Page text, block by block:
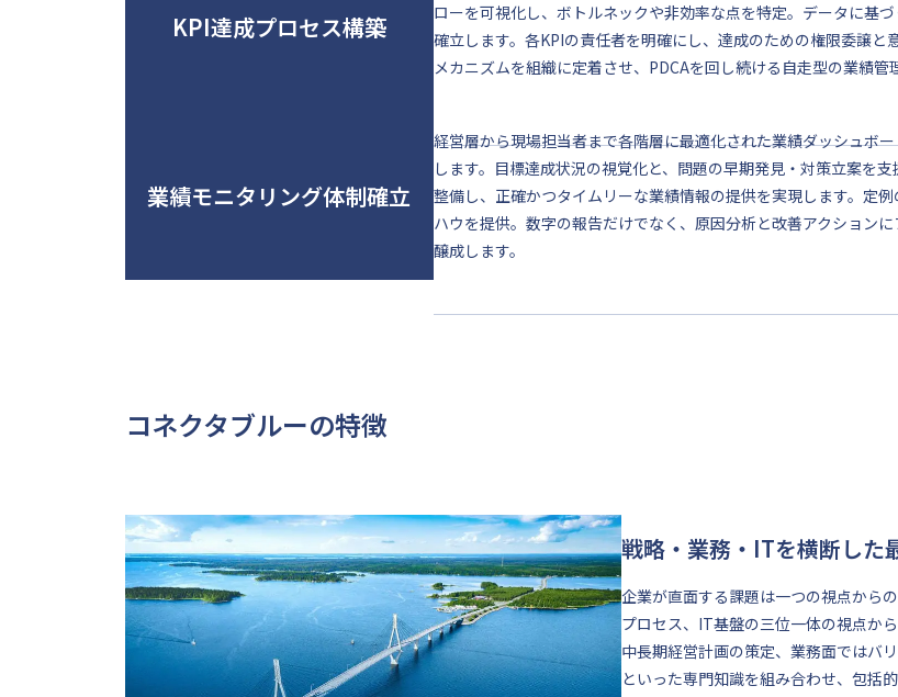
KPI達成プロセス構築
ローを可視化し、ボトルネックや非効率な点を特定。データに基
確立します。各KPIの責任者を明確にし、達成のための権限委譲
メカニズムを組織に定着させ、PDCAを回し続ける自走型の業績管
業績モニタリング体制確立
経営層から現場担当者まで各階層に最適化された業績ダッシュボ
します。目標達成状況の視覚化と、問題の早期発見・対策立案を
整備し、正確かつタイムリーな業績情報の提供を実現します。定
ハウを提供。数字の報告だけでなく、原因分析と改善アクション
醸成します。
コネクタブルーの特徴
戦略・業務・ITを横断した
企業が直面する課題は一つの視点から
プロセス、IT基盤の三位一体の視点か
中長期経営計画の策定、業務面ではバ
といった専門知識を組み合わせ、包括